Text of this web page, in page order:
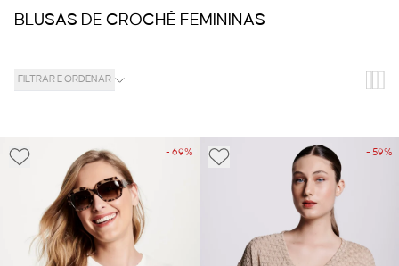
BLUSAS DE CROCHÊ FEMININAS
FILTRAR E ORDENAR
- 69% - 59%